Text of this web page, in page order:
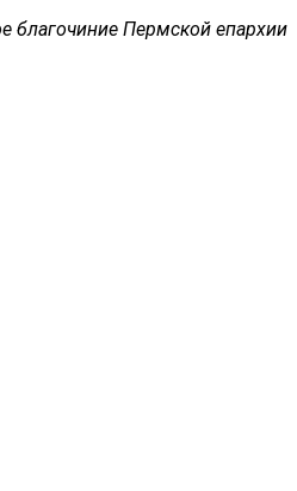
благочиние Пермской епархии